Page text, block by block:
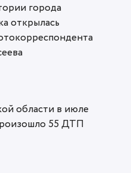
города
открылась
области в июле
55 ДТП